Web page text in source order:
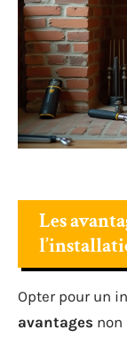
Les
Opter pour un
avantages non